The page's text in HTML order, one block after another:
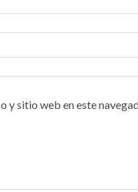
sitio web en este